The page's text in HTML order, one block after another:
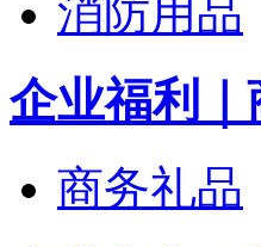
消防用品
企业福利｜
商务礼品